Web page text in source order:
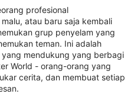
profesional
atau baru saja kembali
grup penyelam yang
teman. Ini adalah
mendukung yang berbagi
World - orang-orang yang
cerita, dan membuat setiap